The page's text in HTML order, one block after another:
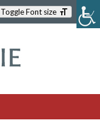
Toggle Font size